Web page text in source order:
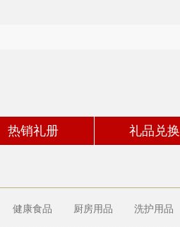
热销礼册 礼品兑换
健康食品 厨房用品 洗护用品